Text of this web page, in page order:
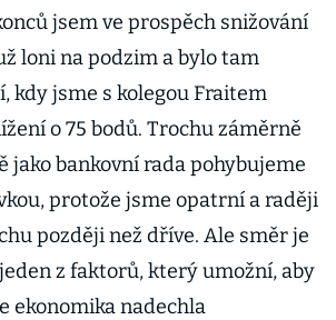
jsem ve prospěch snižování
loni na podzim a bylo tam
kdy jsme s kolegou Fraitem
o 75 bodů. Trochu záměrně
jako bankovní rada pohybujeme
protože jsme opatrní a raději
později než dříve. Ale směr je
z faktorů, který umožní, aby
ekonomika nadechla